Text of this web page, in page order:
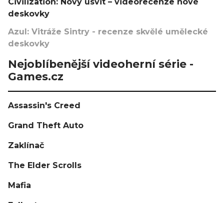
deskovky
Azul: Vitráže Sintry - recenze skvělé umělecké
deskovky
Nejoblíbenější videoherní série -
Games.cz
Assassin's Creed
Grand Theft Auto
Zaklínač
The Elder Scrolls
Mafia